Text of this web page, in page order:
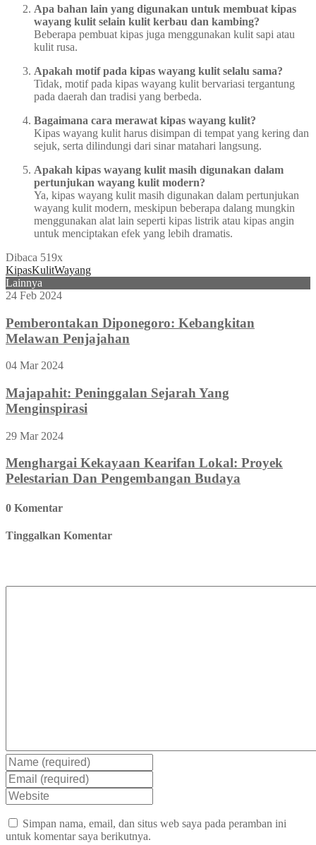
Apa bahan lain yang digunakan untuk membuat kipas
wayang kulit selain kulit kerbau dan kambing?
Beberapa pembuat kipas juga menggunakan kulit sapi atau
kulit rusa.
Apakah motif pada kipas wayang kulit selalu sama?
Tidak, motif pada kipas wayang kulit bervariasi tergantung
pada daerah dan tradisi yang berbeda.
Bagaimana cara merawat kipas wayang kulit?
Kipas wayang kulit harus disimpan di tempat yang kering dan
sejuk, serta dilindungi dari sinar matahari langsung.
Apakah kipas wayang kulit masih digunakan dalam
pertunjukan wayang kulit modern?
Ya, kipas wayang kulit masih digunakan dalam pertunjukan
wayang kulit modern, meskipun beberapa dalang mungkin
menggunakan alat lain seperti kipas listrik atau kipas angin
untuk menciptakan efek yang lebih dramatis.
Dibaca 519x
KipasKulitWayang
Lainnya
24 Feb 2024
Pemberontakan Diponegoro: Kebangkitan
Melawan Penjajahan
04 Mar 2024
Majapahit: Peninggalan Sejarah Yang
Menginspirasi
29 Mar 2024
Menghargai Kekayaan Kearifan Lokal: Proyek
Pelestarian Dan Pengembangan Budaya
0 Komentar
Tinggalkan Komentar
Simpan nama, email, dan situs web saya pada peramban ini
untuk komentar saya berikutnya.